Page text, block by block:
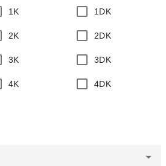
1K 1DK
2K 2DK
3K 3DK
4K 4DK